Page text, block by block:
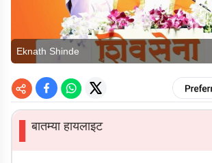
Eknath Shinde
▌बातम्या हायलाइट